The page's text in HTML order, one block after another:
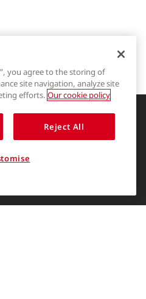
更精彩
you agree to the storing of
site navigation, analyze site
efforts. Our cookie policy
Reject All